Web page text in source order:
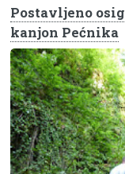
Postavljeno
kanjon Pećnika